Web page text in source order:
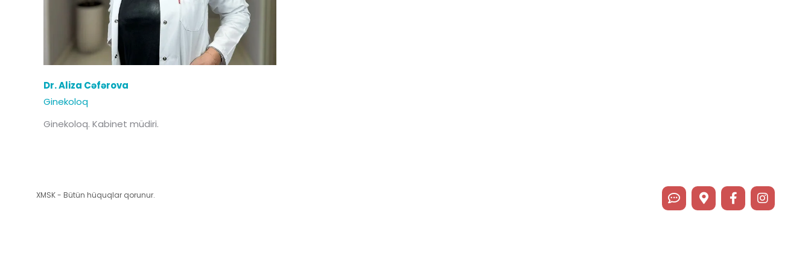
Dr. Aliza Cəfərova
Ginekoloq
Ginekoloq. Kabinet müdiri.
XMSK - Bütün hüquqlar qorunur.